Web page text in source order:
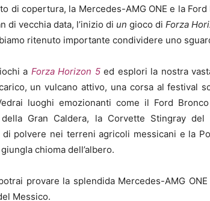
di copertura, la Mercedes-AMG ONE e la
di vecchia data, l’inizio di un gioco di Forza
ritenuto importante condividere uno
a Forza Horizon 5ed esplori la nostra
un vulcano attivo, una corsa al festival
luoghi emozionanti come il Ford
Gran Caldera, la Corvette Stingray
di polvere nei terreni agricoli messicani e la
chioma dell’albero.
provare la splendida Mercedes-AMG
Messico.